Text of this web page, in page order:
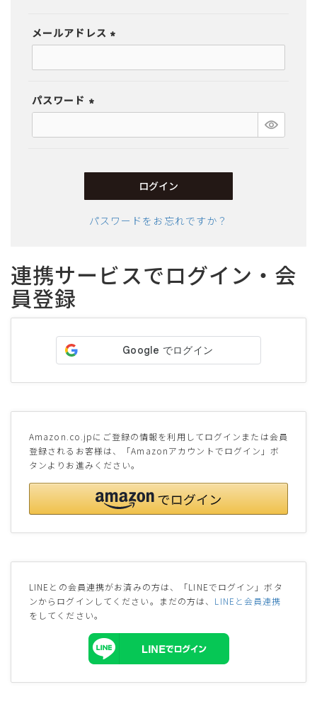
メールアドレス
須)
パスワード
須)
ログイン
パスワードをお忘れですか？
連携サービスでログイン・会
員登録
Amazon.co.jpにご登録の情報を利用してログインまたは会員
登録されるお客様は、「Amazonアカウントでログイン」ボ
タンよりお進みください。
LINEとの会員連携がお済みの方は、「LINEでログイン」ボタ
ンからログインしてください。まだの方は、 LINEと会員連携
をしてください。